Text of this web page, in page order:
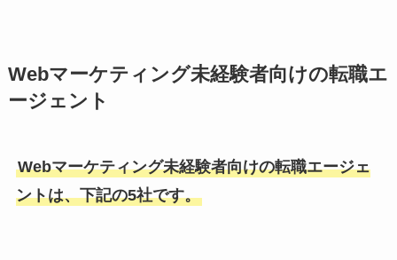
Webマーケティング未経験者向けの転職エ
ージェント
Webマーケティング未経験者向けの転職エージェ
ントは、下記の5社です。